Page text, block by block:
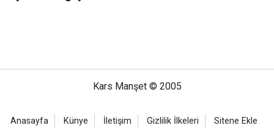
Kars Manşet © 2005
Anasayfa Künye İletişim Gizlilik İlkeleri Sitene Ekle